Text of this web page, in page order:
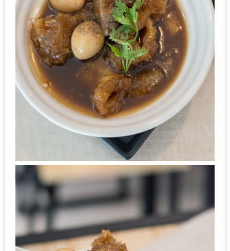
คุ้ม
ครบ
จบ
ที่
HOMEPRO
FAIR
2017
เชียงใหม่
กับ
แผนที่
ร้าน
หมู
กระทะ